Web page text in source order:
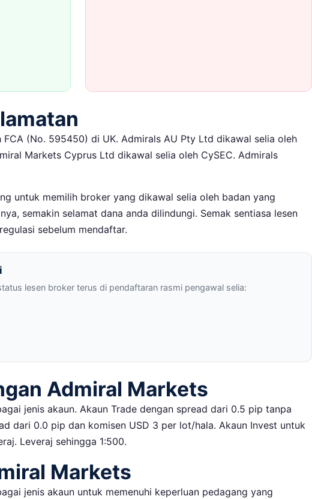
(No. 595450) di UK. Admirals AU Pty Ltd dikawal selia oleh
Markets Cyprus Ltd dikawal selia oleh CySEC. Admirals
untuk memilih broker yang dikawal selia oleh badan yang
semakin selamat dana anda dilindungi. Semak sentiasa lesen
sebelum mendaftar.
lesen broker terus di pendaftaran rasmi pengawal selia:
Admiral Markets
jenis akaun. Akaun Trade dengan spread dari 0.5 pip tanpa
dari 0.0 pip dan komisen USD 3 per lot/hala. Akaun Invest untuk
Leveraj sehingga 1:500.
Markets
jenis akaun untuk memenuhi keperluan pedagang yang